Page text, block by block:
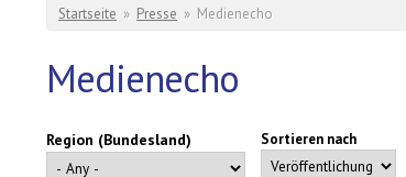
Sie sind hier
Startseite » Presse » Medienecho
Medienecho
Region (Bundesland) Sortieren nach